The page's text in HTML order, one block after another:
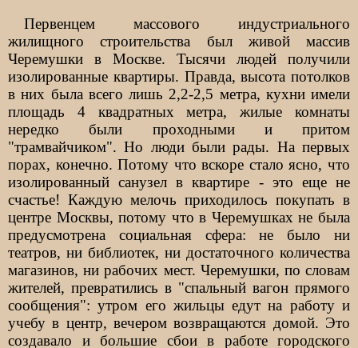
Первенцем массового индустриального
жилищного строительства был живой массив
Черемушки в Москве. Тысячи людей получили
изолированные квартиры. Правда, высота потолков
в них была всего лишь 2,2-2,5 метра, кухни имели
площадь 4 квадратных метра, жилые комнаты
нередко были проходными и притом
"трамвайчиком". Но люди были рады. На первых
порах, конечно. Потому что вскоре стало ясно, что
изолированный санузел в квартире - это еще не
счастье! Каждую мелочь приходилось покупать в
центре Москвы, потому что в Черемушках не была
предусмотрена социальная сфера: не было ни
театров, ни библиотек, ни достаточного количества
магазинов, ни рабочих мест. Черемушки, по словам
жителей, превратились в "спальный вагон прямого
сообщения": утром его жильцы едут на работу и
учебу в центр, вечером возвращаются домой. Это
создавало и большие сбои в работе городского